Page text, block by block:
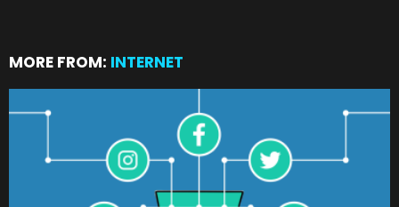
MORE FROM: INTERNET